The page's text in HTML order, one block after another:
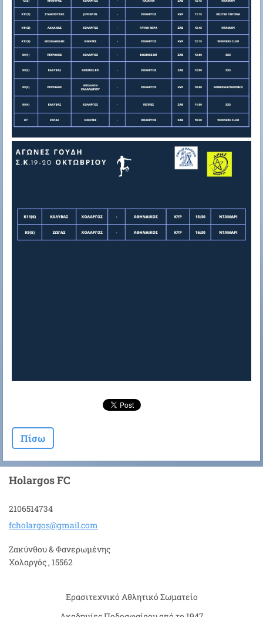
Πίσω
Holargos FC
2106514734
fcholargos@gmail.com
Ζακύνθου & Φανερωμένης
Χολαργός , 15562
Ερασιτεχνικό Αθλητικό Σωματείο